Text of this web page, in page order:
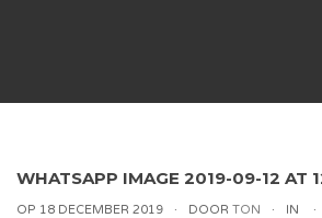
WHATSAPP IMAGE 2019-09-12 AT
OP 18 DECEMBER 2019 DOOR TON IN